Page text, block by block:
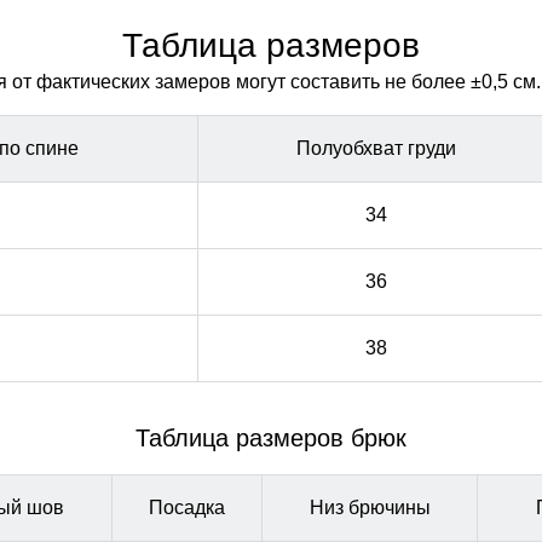
проще оттачивать технику выполнения упражнений.
проще оттачивать технику выполнения упражнений.
Таблица размеров
фактических замеров могут составить не более ±0,5
спине Полуобхват груди
34
36
38
Таблица размеров брюк
шов Посадка Низ брючины